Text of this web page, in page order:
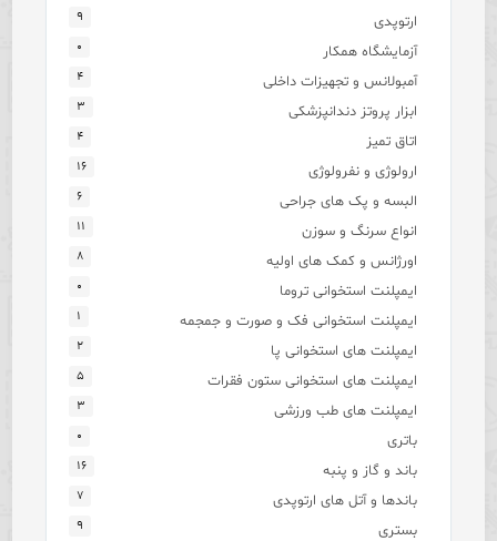
ارتوپدی ۹
آزمایشگاه همکار ۰
آمبولانس و تجهیزات داخلی ۴
ابزار پروتز دندانپزشکی ۳
اتاق تمیز ۴
ارولوژی و نفرولوژی ۱۶
البسه و پک های جراحی ۶
انواع سرنگ و سوزن ۱۱
اورژانس و کمک های اولیه ۸
ایمپلنت استخوانی تروما ۰
ایمپلنت استخوانی فک و صورت و جمجمه ۱
ایمپلنت های استخوانی پا ۲
ایمپلنت های استخوانی ستون فقرات ۵
ایمپلنت های طب ورزشی ۳
باتری ۰
باند و گاز و پنبه ۱۶
باندها و آتل های ارتوپدی ۷
بستری ۹